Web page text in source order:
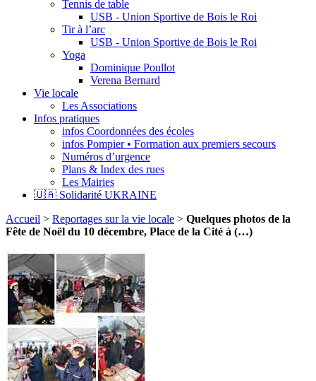
Tennis de table
USB - Union Sportive de Bois le Roi
Tir à l’arc
USB - Union Sportive de Bois le Roi
Yoga
Dominique Poullot
Verena Bernard
Vie locale
Les Associations
Infos pratiques
infos Coordonnées des écoles
infos Pompier • Formation aux premiers secours
Numéros d’urgence
Plans & Index des rues
Les Mairies
🇺🇦 Solidarité UKRAINE
Accueil > Reportages sur la vie locale > Quelques photos de la
Fête de Noël du 10 décembre, Place de la Cité à (…)